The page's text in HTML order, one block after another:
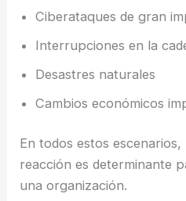
Ciberataques de gran
Interrupciones en la
Desastres naturales
Cambios económicos
En todos estos escenarios,
reacción es determinante
una organización.